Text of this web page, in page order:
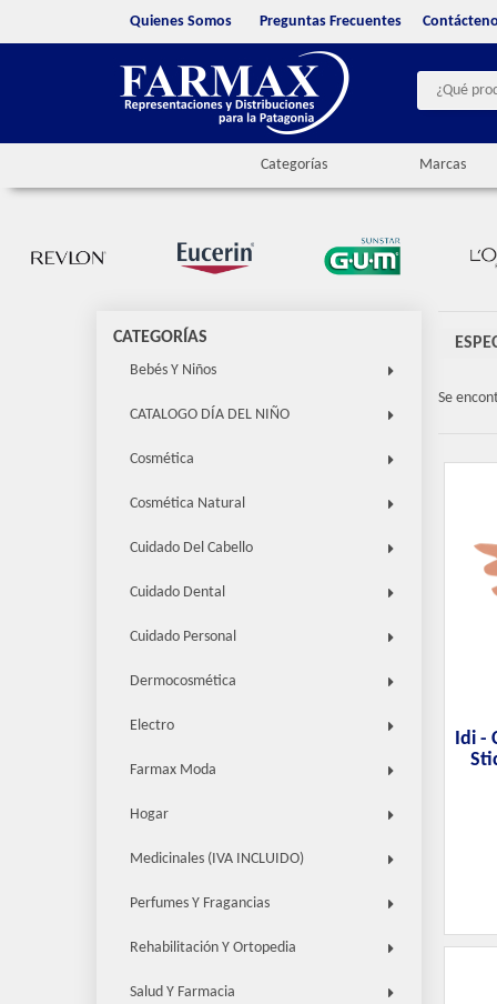
Quienes Somos Preguntas Frecuentes
Categorías Marcas
CATEGORÍAS
Bebés Y Niños
CATALOGO DÍA DEL NIÑO
Cosmética
Cosmética Natural
Cuidado Del Cabello
Cuidado Dental
Cuidado Personal
Dermocosmética
Electro
Farmax Moda
Hogar
Medicinales (IVA INCLUIDO)
Perfumes Y Fragancias
Rehabilitación Y Ortopedia
Salud Y Farmacia
Se
Idi -